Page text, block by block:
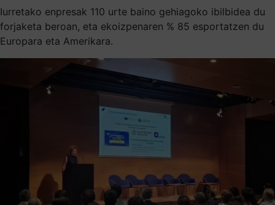
Iurretako enpresak 110 urte baino gehiagoko ibilbidea du
forjaketa beroan, eta ekoizpenaren % 85 esportatzen du
Europara eta Amerikara.